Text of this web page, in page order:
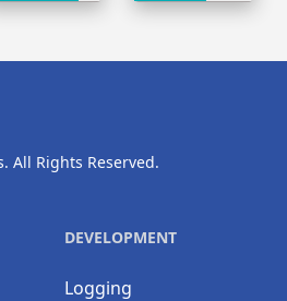
. All Rights Reserved.
DEVELOPMENT
Logging